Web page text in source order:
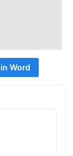
Word